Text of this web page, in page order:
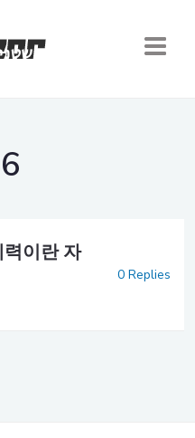
이란 자
0 Replies